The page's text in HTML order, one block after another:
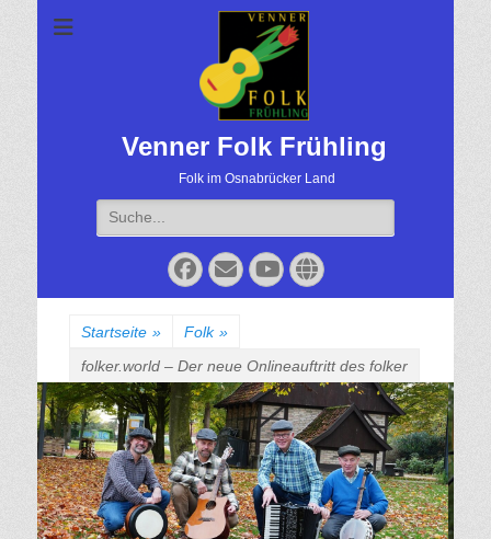
Venner Folk Frühling
Folk im Osnabrücker Land
Suche
für:
Facebook
EmailYouTube
Website
Startseite » Folk »
folker.world – Der neue Onlineauftritt des folker